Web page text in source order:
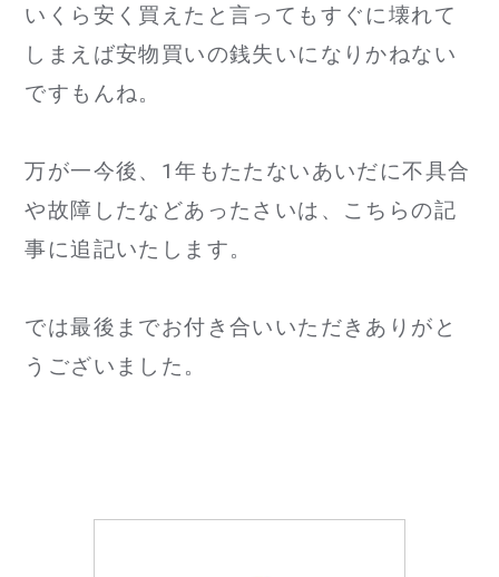
いくら安く買えたと言ってもすぐに壊れて
しまえば安物買いの銭失いになりかねない
ですもんね。
万が一今後、1年もたたないあいだに不具合
や故障したなどあったさいは、こちらの記
事に追記いたします。
では最後までお付き合いいただきありがと
うございました。